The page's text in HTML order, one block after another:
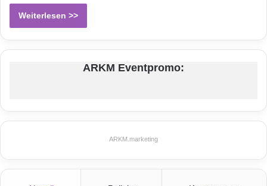
Weiterlesen >>
ARKM Eventpromo:
ARKM.marketing